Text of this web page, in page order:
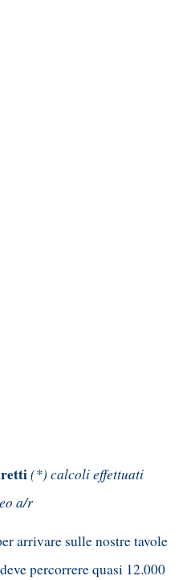
(*) calcoli effettuati
a/r
arrivare sulle nostre tavole
percorrere quasi 12.000